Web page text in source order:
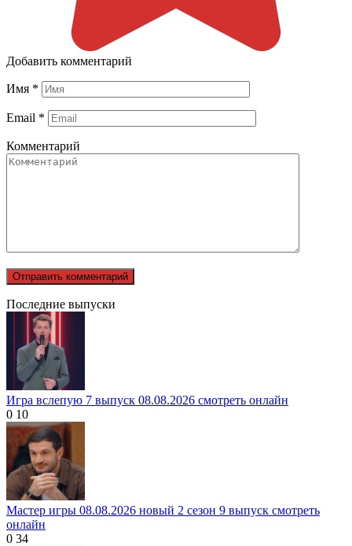
Добавить комментарий
Имя *
Email *
Комментарий
Последние выпуски
Игра вслепую 7 выпуск 08.08.2026 смотреть онлайн
0 10
Мастер игры 08.08.2026 новый 2 сезон 9 выпуск смотреть
онлайн
0 34